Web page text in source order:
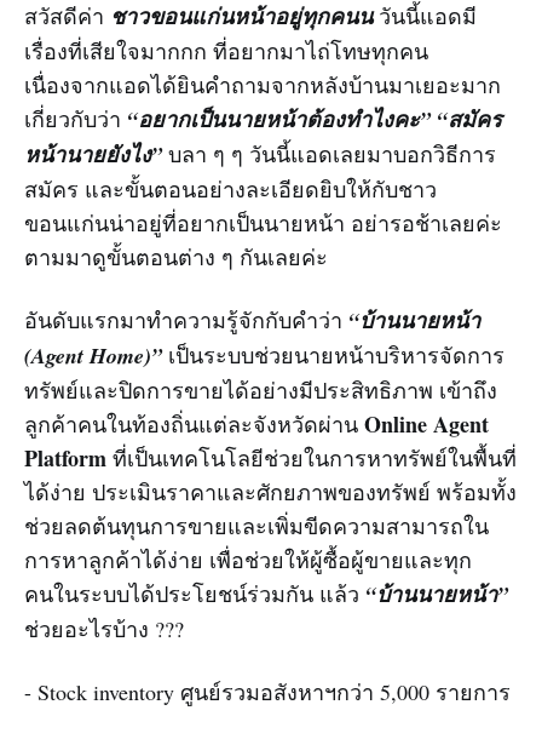
สวัสดีค่า ชาวขอนแก่นหน้าอยู่ทุกคนนวันนี้แอดมี
เรื่องที่เสียใจมากกก ที่อยากมาไถ่โทษทุกคน
เนื่องจากแอดได้ยินคำถามจากหลังบ้านมาเยอะมาก
เกี่ยวกับว่า “อยากเป็นนายหน้าต้องทำไงคะ” “สมัคร
หน้านายยังไง”บลา ๆ ๆ วันนี้แอดเลยมาบอกวิธีการ
สมัคร และขั้นตอนอย่างละเอียดยิบให้กับชาว
ขอนแก่นน่าอยู่ที่อยากเป็นนายหน้า อย่ารอช้าเลยค่ะ
ตามมาดูขั้นตอนต่าง ๆ กันเลยค่ะ
อันดับแรกมาทำความรู้จักกับคำว่า “บ้านนายหน้า
(Agent Home)” เป็นระบบช่วยนายหน้าบริหารจัดการ
ทรัพย์และปิดการขายได้อย่างมีประสิทธิภาพ เข้าถึง
ลูกค้าคนในท้องถิ่นแต่ละจังหวัดผ่าน Online Agent
Platform ที่เป็นเทคโนโลยีช่วยในการหาทรัพย์ในพื้นที่
ได้ง่าย ประเมินราคาและศักยภาพของทรัพย์ พร้อมทั้ง
ช่วยลดต้นทุนการขายและเพิ่มขีดความสามารถใน
การหาลูกค้าได้ง่าย เพื่อช่วยให้ผู้ซื้อผู้ขายและทุก
คนในระบบได้ประโยชน์ร่วมกัน แล้ว “บ้านนายหน้า”
ช่วยอะไรบ้าง ???
- Stock inventory ศูนย์รวมอสังหาฯกว่า 5,000 รายการ